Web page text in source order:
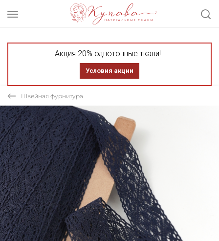
Акция 20% однотонные ткани!
Условия акции
Швейная фурнитура